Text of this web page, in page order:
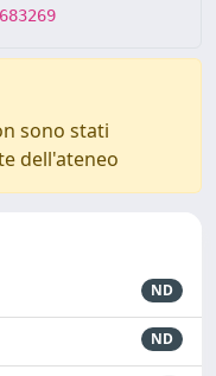
sono stati
dell'ateneo
ND
ND